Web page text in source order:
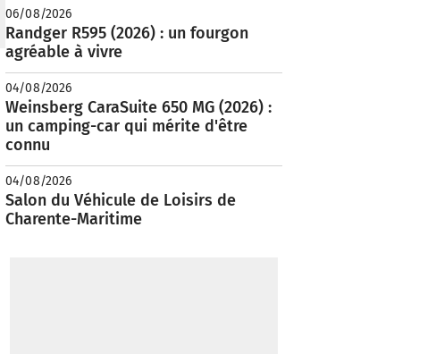
06/08/2026
Randger R595 (2026) : un fourgon
agréable à vivre
04/08/2026
Weinsberg CaraSuite 650 MG (2026) :
un camping-car qui mérite d'être
connu
04/08/2026
Salon du Véhicule de Loisirs de
Charente-Maritime